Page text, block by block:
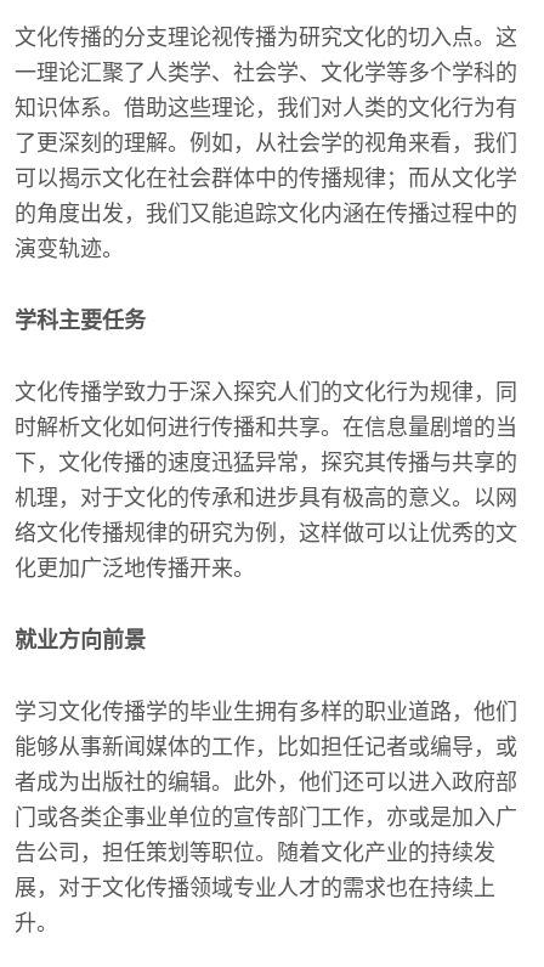
文化传播的分支理论视传播为研究文化的切入点。这
一理论汇聚了人类学、社会学、文化学等多个学科的
知识体系。借助这些理论，我们对人类的文化行为有
了更深刻的理解。例如，从社会学的视角来看，我们
可以揭示文化在社会群体中的传播规律；而从文化学
的角度出发，我们又能追踪文化内涵在传播过程中的
演变轨迹。
学科主要任务
文化传播学致力于深入探究人们的文化行为规律，同
时解析文化如何进行传播和共享。在信息量剧增的当
下，文化传播的速度迅猛异常，探究其传播与共享的
机理，对于文化的传承和进步具有极高的意义。以网
络文化传播规律的研究为例，这样做可以让优秀的文
化更加广泛地传播开来。
就业方向前景
学习文化传播学的毕业生拥有多样的职业道路，他们
能够从事新闻媒体的工作，比如担任记者或编导，或
者成为出版社的编辑。此外，他们还可以进入政府部
门或各类企事业单位的宣传部门工作，亦或是加入广
告公司，担任策划等职位。随着文化产业的持续发
展，对于文化传播领域专业人才的需求也在持续上
升。